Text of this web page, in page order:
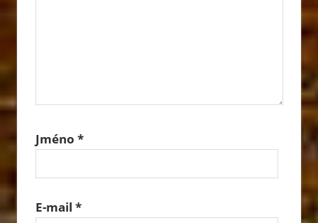
Jméno *
E-mail *